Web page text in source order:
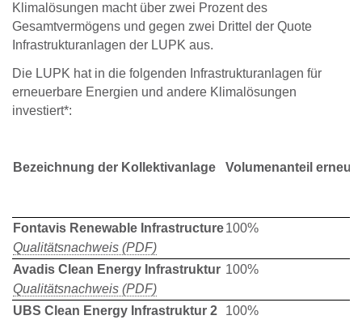
Klimalösungen macht über zwei Pro­zent des
Gesamtvermögens und gegen zwei Drittel der Quote
Infrastrukturanlagen der LUPK aus.
Die LUPK hat in die folgenden Infrastrukturanlagen für
erneuerbare Energien und andere Klimalösungen
investiert*:
Bezeichnung der Kollektivanlage Volumenanteil
Fontavis Renewable Infrastructure
Qualitätsnachweis (PDF)
100%
Avadis Clean Energy Infrastruktur
Qualitätsnachweis (PDF)
100%
UBS Clean Energy Infrastruktur 2
100%